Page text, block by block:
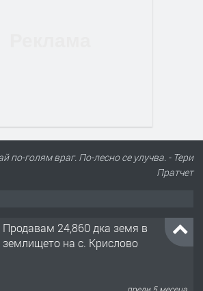
по-голям враг. По-лесно се улучва. - Тери
Пратчет
Продавам 24,860 дка земя в
землището на с. Крислово